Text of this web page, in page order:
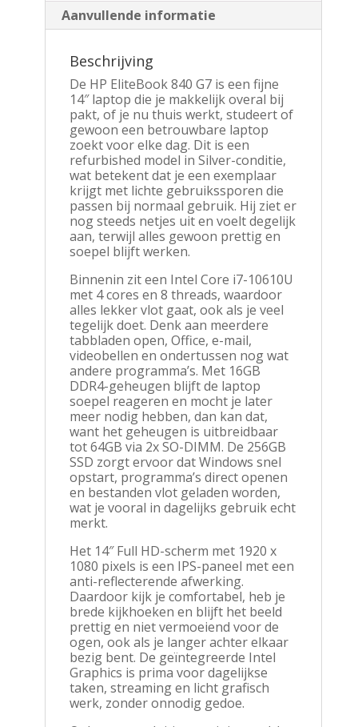
16GB
RAM
256GB
Professional
REFURBISHED
SILVER
aantal
Aanvullende informatie
Beschrijving
De HP EliteBook 840 G7 is een fijne
14″ laptop die je makkelijk overal bij
pakt, of je nu thuis werkt, studeert of
gewoon een betrouwbare laptop
zoekt voor elke dag. Dit is een
refurbished model in Silver-conditie,
wat betekent dat je een exemplaar
krijgt met lichte gebruikssporen die
passen bij normaal gebruik. Hij ziet er
nog steeds netjes uit en voelt degelijk
aan, terwijl alles gewoon prettig en
soepel blijft werken.
Binnenin zit een Intel Core i7-10610U
met 4 cores en 8 threads, waardoor
alles lekker vlot gaat, ook als je veel
tegelijk doet. Denk aan meerdere
tabbladen open, Office, e-mail,
videobellen en ondertussen nog wat
andere programma’s. Met 16GB
DDR4-geheugen blijft de laptop
soepel reageren en mocht je later
meer nodig hebben, dan kan dat,
want het geheugen is uitbreidbaar
tot 64GB via 2x SO-DIMM. De 256GB
SSD zorgt ervoor dat Windows snel
opstart, programma’s direct openen
en bestanden vlot geladen worden,
wat je vooral in dagelijks gebruik echt
merkt.
Het 14″ Full HD-scherm met 1920 x
1080 pixels is een IPS-paneel met een
anti-reflecterende afwerking.
Daardoor kijk je comfortabel, heb je
brede kijkhoeken en blijft het beeld
prettig en niet vermoeiend voor de
ogen, ook als je langer achter elkaar
bezig bent. De geïntegreerde Intel
Graphics is prima voor dagelijkse
taken, streaming en licht grafisch
werk, zonder onnodig gedoe.